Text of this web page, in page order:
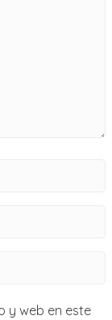
y web en este